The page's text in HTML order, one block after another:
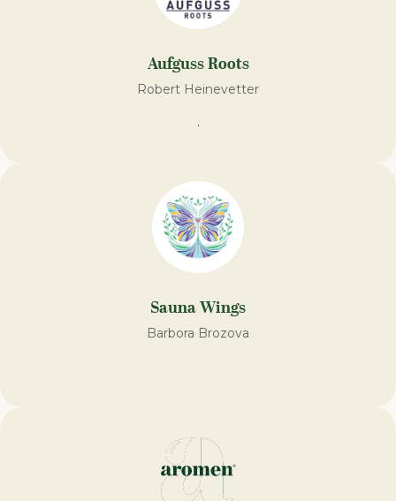
Aufguss Roots
Robert Heinevetter
.
Sauna Wings
Barbora Brozova